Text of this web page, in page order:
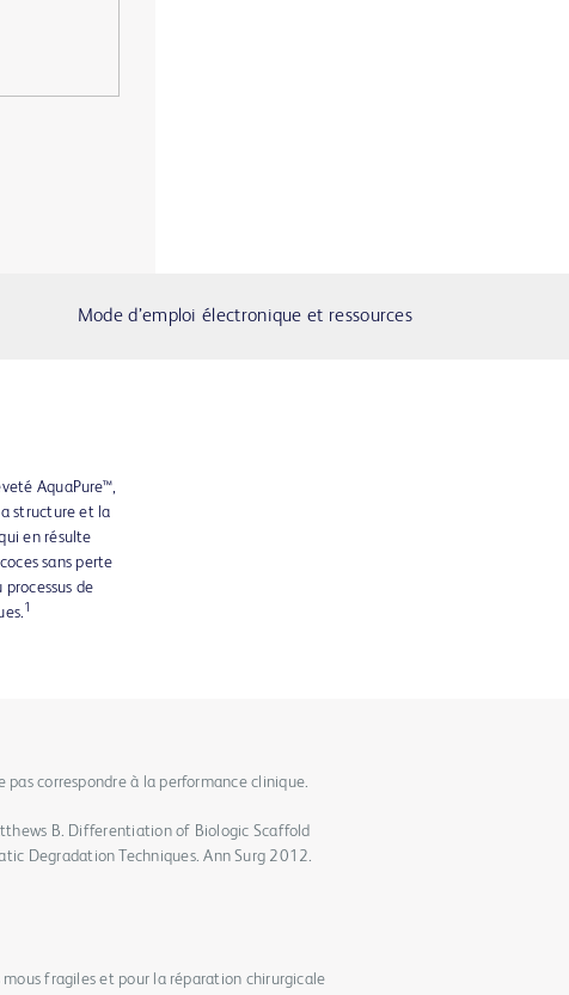
Mode d’emploi électronique et ressources
AquaPure™,
structure et la
en résulte
sans perte
de
1
correspondre à la performance clinique.
B. Differentiation of Biologic Scaffold
Degradation Techniques. Ann Surg 2012.
fragiles et pour la réparation chirurgicale